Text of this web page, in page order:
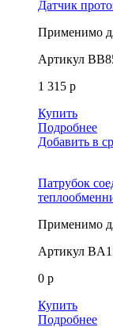
Датчик
Применимо
Артикул
1 315 р
Купить
Подробнее
Добавить в
Патрубок
Применимо
Артикул
0 р
Купить
Подробнее